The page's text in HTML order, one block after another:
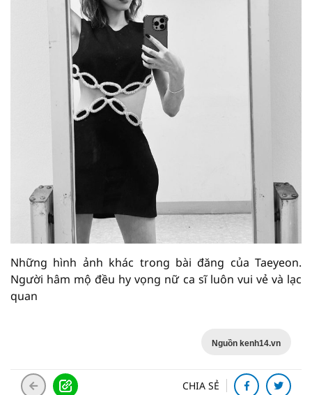
Những hình ảnh khác trong bài đăng của Taeyeon.
Người hâm mộ đều hy vọng nữ ca sĩ luôn vui vẻ và lạc
quan
Nguồn kenh14.vn
CHIA SẺ